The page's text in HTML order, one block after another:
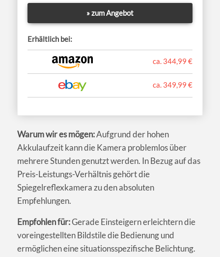
» zum Angebot
Erhältlich bei:
ca. 344,99 €
ca. 349,99 €
Warum wir es mögen:Aufgrund der hohen
Akkulaufzeit kann die Kamera problemlos über
mehrere Stunden genutzt werden. In Bezug auf das
Preis-Leistungs-Verhältnis gehört die
Spiegelreflexkamera zu den absoluten
Empfehlungen.
Empfohlen für:Gerade Einsteigern erleichtern die
voreingestellten Bildstile die Bedienung und
ermöglichen eine situationsspezifische Belichtung.